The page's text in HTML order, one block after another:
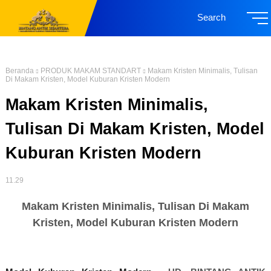
Search
Beranda PRODUK MAKAM STANDART
Makam Kristen Minimalis, Tulisan
Di Makam Kristen, Model Kuburan Kristen Modern
Makam Kristen Minimalis,
Tulisan Di Makam Kristen, Model
Kuburan Kristen Modern
11.29
Makam Kristen Minimalis, Tulisan Di Makam
Kristen, Model Kuburan Kristen Modern